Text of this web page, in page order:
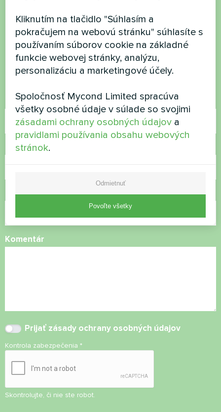
Chcete si kúpiť alebo máte
otázky?
Kontaktujte nás a my vám pomôžeme
Názov
Telefónne číslo
E-mail
Komentár
Prijať zásady ochrany osobných údajov
Kontrola zabezpečenia *
Skontrolujte, či nie ste robot.
Kliknutím na tlačidlo "Súhlasím a
pokračujem na webovú stránku" súhlasíte s
používaním súborov cookie na základné
funkcie webovej stránky, analýzu,
personalizáciu a marketingové účely.
Spoločnosť Mycond Limited spracúva
všetky osobné údaje v súlade so svojimi
zásadami ochrany osobných údajov a
pravidlami používania obsahu webových
stránok.
Odmietnuť
Povoľte všetky